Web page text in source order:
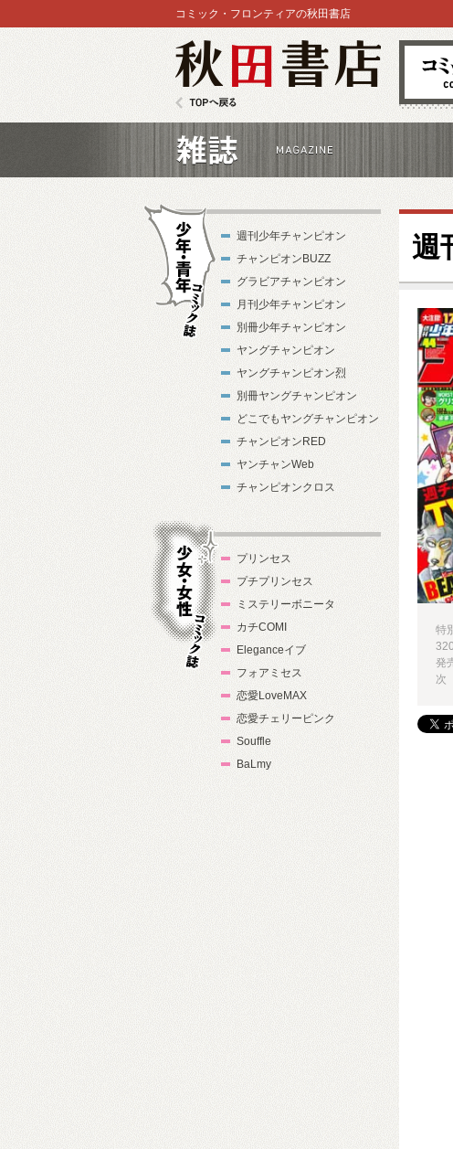
コミック
コミック・フロンティアの秋田書店
週
特
発
次
週刊少年チャンピオン
チャンピオンBUZZ
グラビアチャンピオン
月刊少年チャンピオン
別冊少年チャンピオン
ヤングチャンピオン
ヤングチャンピオン烈
別冊ヤングチャンピオン
どこでもヤングチャンピオン
チャンピオンRED
ヤンチャンWeb
チャンピオンクロス
プリンセス
プチプリンセス
ミステリーボニータ
カチCOMI
Eleganceイブ
フォアミセス
恋愛LoveMAX
恋愛チェリーピンク
Souffle
BaLmy